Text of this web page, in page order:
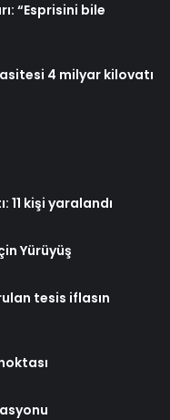
“Esprisini bile
4 milyar kilovatı
11 kişi yaralandı
Yürüyüş
tesis iflasın